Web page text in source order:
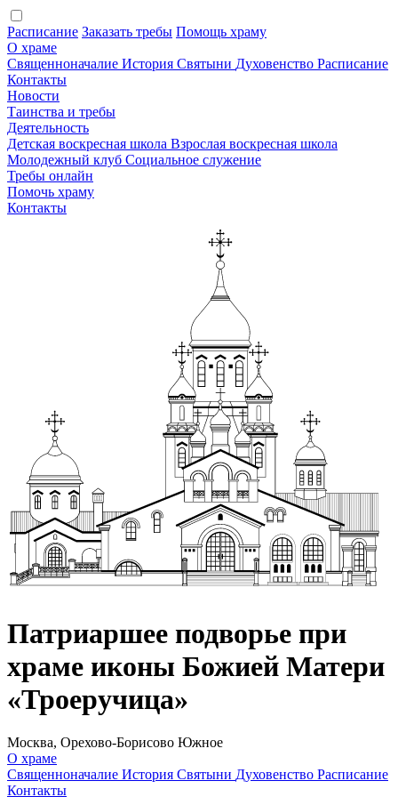
Расписание Заказать требы Помощь храму
О храме
Священноначалие История Святыни Духовенство Расписание
Контакты
Новости
Таинства и требы
Деятельность
Детская воскресная школа Взрослая воскресная школа
Молодежный клуб Социальное служение
Требы онлайн
Помочь храму
Контакты
Патриаршее подворье при
храме иконы Божией Матери
«Троеручица»
Москва, Орехово-Борисово Южное
О храме
Священноначалие История Святыни Духовенство Расписание
Контакты